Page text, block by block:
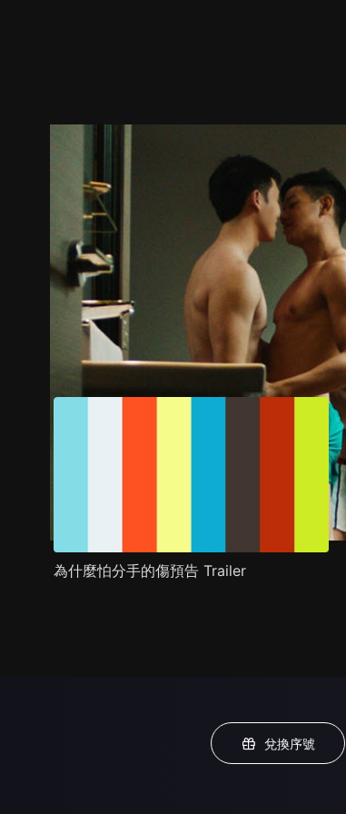
劇照 推薦影片 劇情介紹
為什麼怕分手的傷預告 Trailer
兌換序號